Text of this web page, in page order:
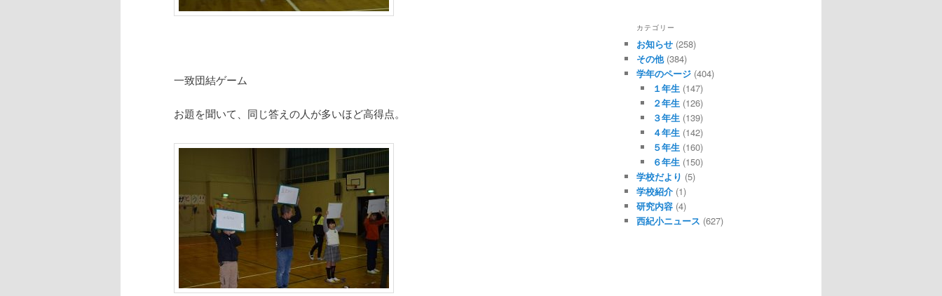
一致団結ゲーム
お題を聞いて、同じ答えの人が多いほど高得点。
カテゴリー
お知らせ (258)
その他(384)
学年のページ (404)
１年生(147)
２年生(126)
３年生(139)
４年生(142)
５年生(160)
６年生(150)
学校だより (5)
学校紹介 (1)
研究内容 (4)
西紀小ニュース (627)